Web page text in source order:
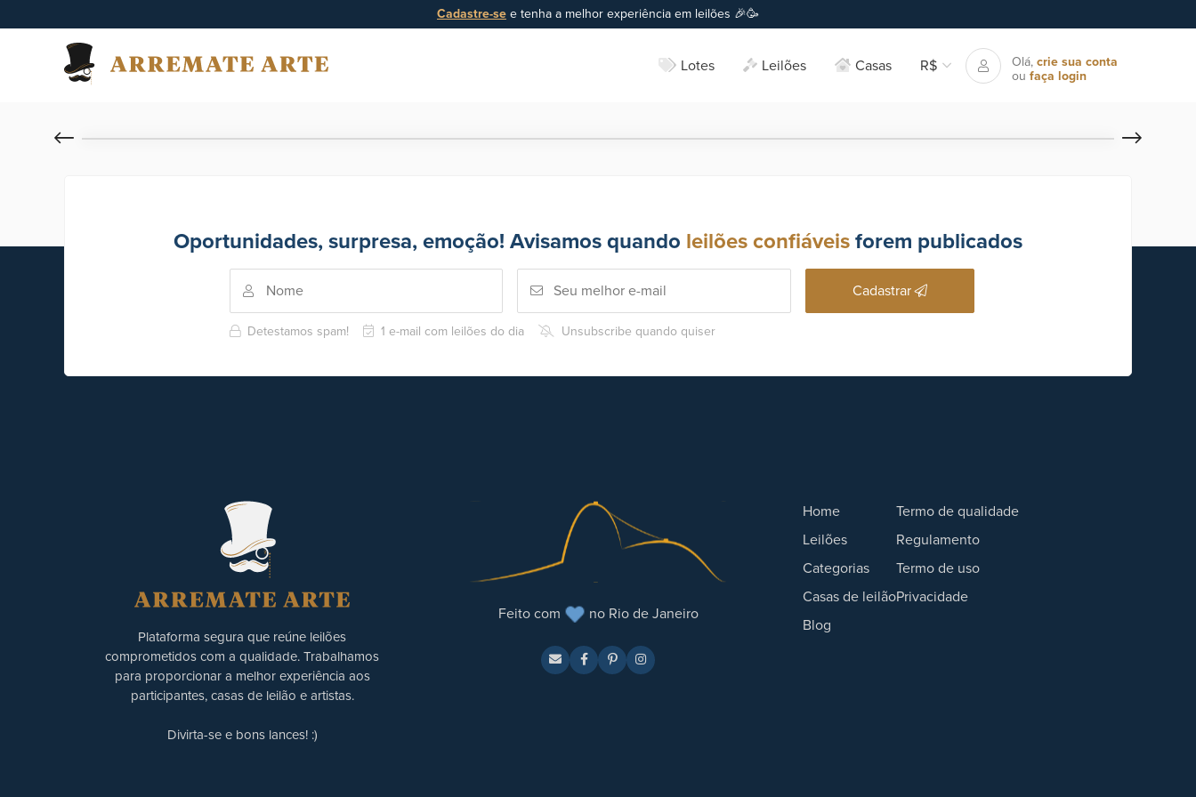
Cadastre-se e tenha a melhor experiência em leilões 🎉🥳
Lotes Leilões Casas R$ Olá, crie sua conta
ou faça login
Oportunidades, surpresa, emoção! Avisamos quando leilões confiáveis forem publicados
Cadastrar
Detestamos spam! 1 e-mail com leilões do dia Unsubscribe quando quiser
Plataforma segura que reúne leilões
comprometidos com a qualidade. Trabalhamos
para proporcionar a melhor experiência aos
participantes, casas de leilão e artistas.
Divirta-se e bons lances! :)
Feito com no Rio de Janeiro
Home
Leilões
Categorias
Casas de leilão
Blog
Termo de qualidade
Regulamento
Termo de uso
Privacidade